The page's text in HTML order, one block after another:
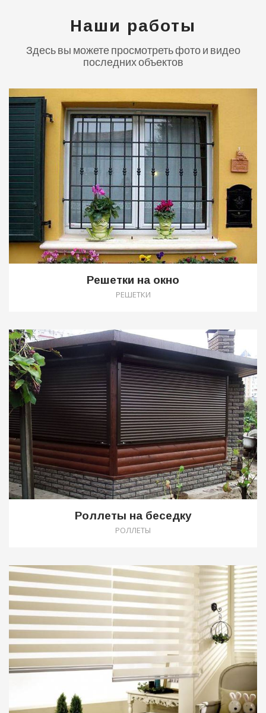
Наши работы
Здесь вы можете просмотреть фото и видео
последних объектов
Решетки на окно
РЕШЕТКИ
Роллеты на беседку
РОЛЛЕТЫ